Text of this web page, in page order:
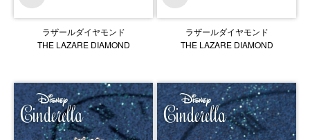
ラザールダイヤモンド
THE LAZARE DIAMOND
ラザールダイヤモンド
THE LAZARE DIAMOND